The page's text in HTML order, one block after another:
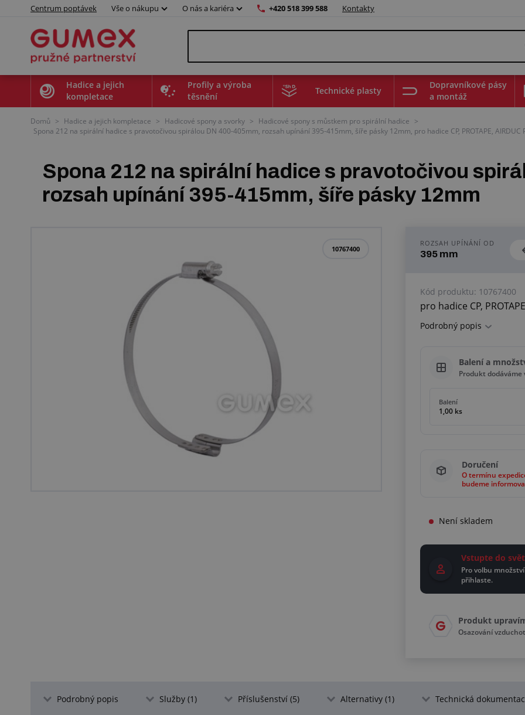
Centrum poptávek Vše o nákupu O nás a kariéra +420 518 399 588 Kontakty
Hadice a jejich
kompletace
Profily a výroba
těsnění
Technické plasty
Dopravníkové pásy
a montáž
Domů > Hadice a jejich kompletace > Hadicové spony a svorky > Hadicové spony s můstkem pro spirální hadice >
Spona 212 na spirální hadice s pravotočivou spirálou DN 400-405mm, rozsah upínání 395-415mm, šíře pásky 12mm, pro hadice CP, PROTAPE, AIRDUC
Spona 212 na spirální hadice s pravotočivou
rozsah upínání 395-415mm, šíře pásky 12mm
10767400
ROZSAH UPÍNÁNÍ OD
395 mm
Kód produktu: 10767400
pro hadice CP,
Podrobný popis
Balení a
Produkt
Balení
1,00 ks
Doručení
O termínu
budeme
Není skladem
Vstupte do
Pro volbu
přihlaste.
Produkt
Osazování
Podrobný popis Služby (1) Příslušenství (5) Alternativy (1) Technická